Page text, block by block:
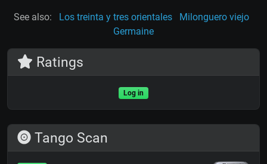
See also: Los treinta y tres orientales
Milonguero viejo
Germaine
Ratings
Log in
Tango Scan